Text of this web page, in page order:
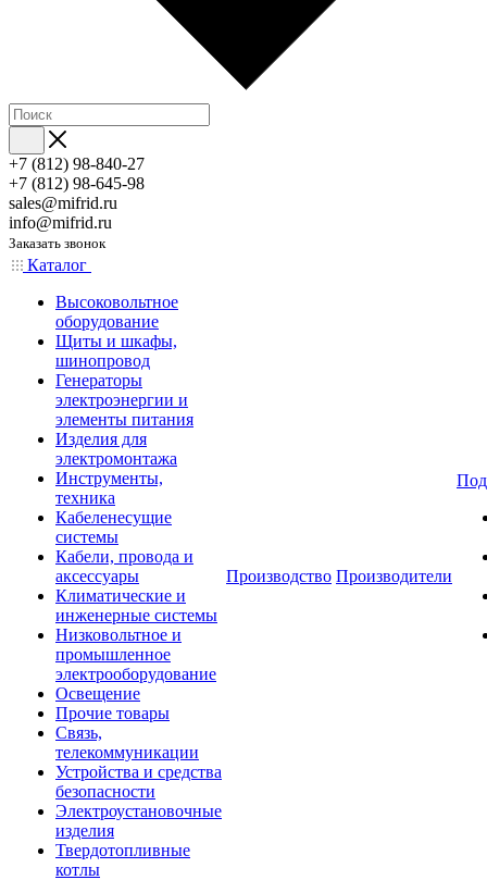
+7 (812) 98-840-27
+7 (812) 98-645-98
sales@mifrid.ru
info@mifrid.ru
Заказать звонок
Каталог
Высоковольтное
оборудование
Щиты и шкафы,
шинопровод
Генераторы
электроэнергии и
элементы питания
Изделия для
электромонтажа
Инструменты,
техника
Кабеленесущие
системы
Кабели, провода и
аксессуары
Климатические и
инженерные системы
Низковольтное и
промышленное
электрооборудование
Освещение
Прочие товары
Связь,
телекоммуникации
Устройства и средства
безопасности
Электроустановочные
изделия
Твердотопливные
котлы
Производство Производители